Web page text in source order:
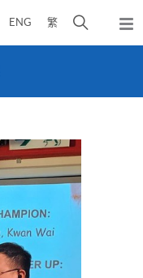
ENG 繁
开
弹
出
单